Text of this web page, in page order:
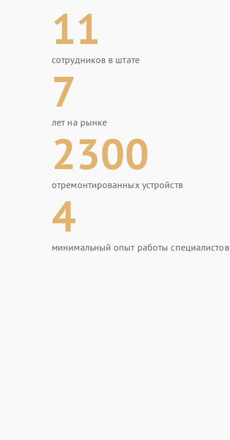
11
сотрудников в штате
7
лет на рынке
2300
отремонтированных устройств
4
минимальный опыт работы специалистов